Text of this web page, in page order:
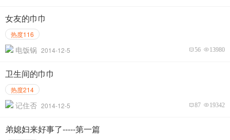
女友的巾巾
热度116
电饭锅 2014-12-5 13980
56
卫生间的巾巾
热度214
记住否 2014-12-5 19342
87
弟媳妇来好事了-----第一篇